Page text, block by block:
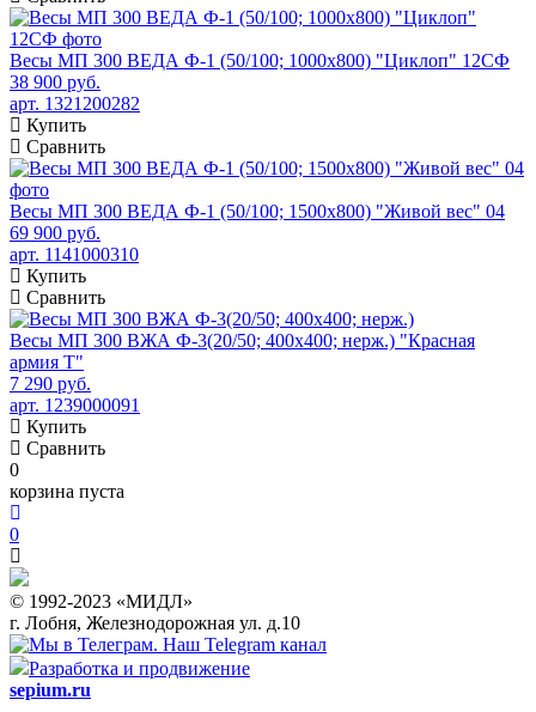
Весы МП 300 ВЕДА Ф-1 (50/100; 1000х800) "Циклоп" 12СФ
38 900 руб.
арт. 1321200282
Купить
Сравнить
Весы МП 300 ВЕДА Ф-1 (50/100; 1500х800) "Живой вес" 04
69 900 руб.
арт. 1141000310
Купить
Сравнить
Весы МП 300 ВЖА Ф-3(20/50; 400х400; нерж.) "Красная
армия Т"
7 290 руб.
арт. 1239000091
Купить
Сравнить
0
корзина пуста
0
© 1992-2023 «МИДЛ»
г. Лобня, Железнодорожная ул. д.10
Наш Telegram канал
Разработка и продвижение
sepium.ru